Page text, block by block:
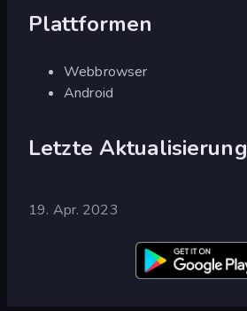
Plattformen
Webbrowser
Android
Letzte Aktualisierung
19. Apr. 2023